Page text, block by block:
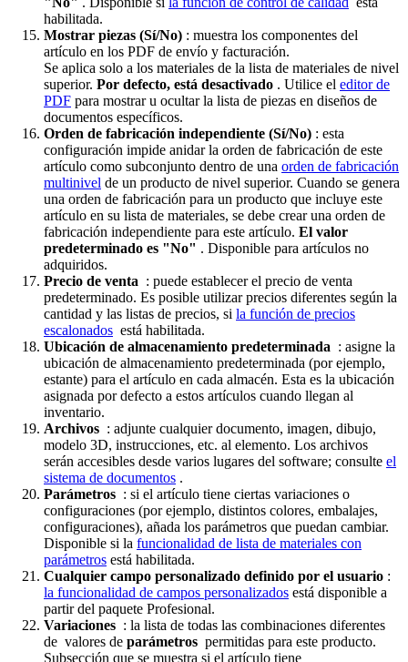
habilitada.
Mostrar piezas (Sí/No) : muestra los componentes del
artículo en los PDF de envío y facturación.
Se aplica solo a los materiales de la lista de materiales de nivel
superior. Por defecto, está desactivado . Utilice el editor de
PDF para mostrar u ocultar la lista de piezas en diseños de
documentos específicos.
Orden de fabricación independiente (Sí/No) : esta
configuración impide anidar la orden de fabricación de este
artículo como subconjunto dentro de una orden de fabricación
multinivel de un producto de nivel superior. Cuando se genera
una orden de fabricación para un producto que incluye este
artículo en su lista de materiales, se debe crear una orden de
fabricación independiente para este artículo. El valor
predeterminado es "No" . Disponible para artículos no
adquiridos.
Precio de venta : puede establecer el precio de venta
predeterminado. Es posible utilizar precios diferentes según la
cantidad y las listas de precios, si la función de precios
escalonados está habilitada.
Ubicación de almacenamiento predeterminada : asigne la
ubicación de almacenamiento predeterminada (por ejemplo,
estante) para el artículo en cada almacén. Esta es la ubicación
asignada por defecto a estos artículos cuando llegan al
inventario.
Archivos : adjunte cualquier documento, imagen, dibujo,
modelo 3D, instrucciones, etc. al elemento. Los archivos
serán accesibles desde varios lugares del software; consulte el
sistema de documentos .
Parámetros : si el artículo tiene ciertas variaciones o
configuraciones (por ejemplo, distintos colores, embalajes,
configuraciones), añada los parámetros que puedan cambiar.
Disponible si la funcionalidad de lista de materiales con
parámetros está habilitada.
Cualquier campo personalizado definido por el usuario :
la funcionalidad de campos personalizados está disponible a
partir del paquete Profesional.
Variaciones : la lista de todas las combinaciones diferentes
de valores de parámetros permitidas para este producto.
Subsección que se muestra si el artículo tiene